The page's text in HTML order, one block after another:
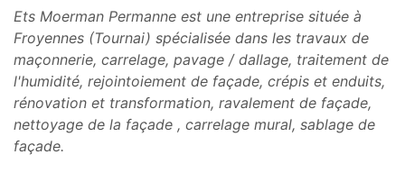
Ets Moerman Permanne est une entreprise située à
Froyennes (Tournai) spécialisée dans les travaux de
maçonnerie, carrelage, pavage / dallage, traitement de
l'humidité, rejointoiement de façade, crépis et enduits,
rénovation et transformation, ravalement de façade,
nettoyage de la façade , carrelage mural, sablage de
façade.